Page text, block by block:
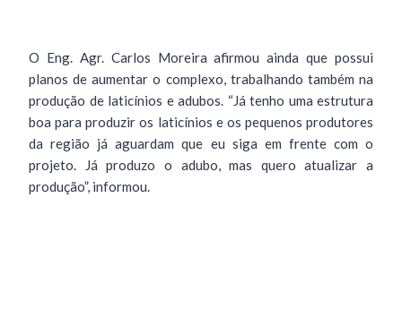
O Eng. Agr. Carlos Moreira afirmou ainda que possui
planos de aumentar o complexo, trabalhando também na
produção de laticínios e adubos. “Já tenho uma estrutura
boa para produzir os laticínios e os pequenos produtores
da região já aguardam que eu siga em frente com o
projeto. Já produzo o adubo, mas quero atualizar a
produção”, informou.